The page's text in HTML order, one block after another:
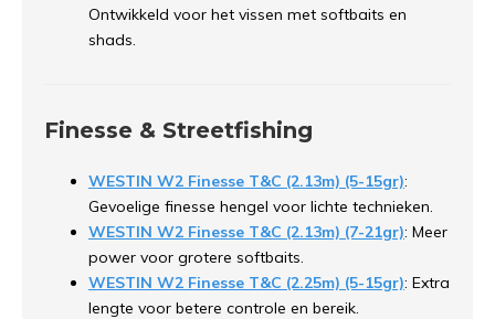
Ontwikkeld voor het vissen met softbaits en
shads.
Finesse & Streetfishing
WESTIN W2 Finesse T&C (2.13m) (5-15gr):
Gevoelige finesse hengel voor lichte technieken.
WESTIN W2 Finesse T&C (2.13m) (7-21gr): Meer
power voor grotere softbaits.
WESTIN W2 Finesse T&C (2.25m) (5-15gr): Extra
lengte voor betere controle en bereik.